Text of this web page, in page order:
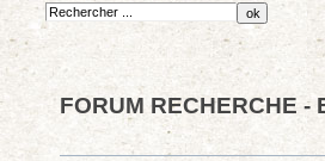
FORUM RECHERCHE -